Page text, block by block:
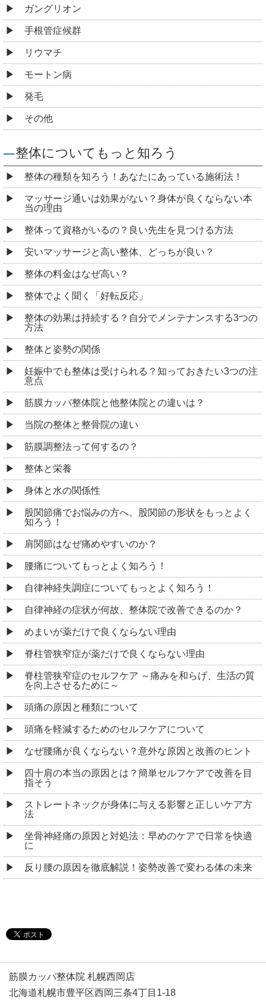
ガングリオン
手根管症候群
リウマチ
モートン病
発毛
その他
整体についてもっと知ろう
整体の種類を知ろう！あなたにあっている施術法！
マッサージ通いは効果がない？身体が良くならない本
当の理由
整体って資格がいるの？良い先生を見つける方法
安いマッサージと高い整体、どっちが良い？
整体の料金はなぜ高い？
整体でよく聞く「好転反応」
整体の効果は持続する？自分でメンテナンスする3つの
方法
整体と姿勢の関係
妊娠中でも整体は受けられる？知っておきたい3つの注
意点
筋膜カッパ整体院と他整体院との違いは？
当院の整体と整骨院の違い
筋膜調整法って何するの？
整体と栄養
身体と水の関係性
股関節痛でお悩みの方へ。股関節の形状をもっとよく
知ろう！
肩関節はなぜ痛めやすいのか？
腰痛についてもっとよく知ろう！
自律神経失調症についてもっとよく知ろう！
自律神経の症状が何故、整体院で改善できるのか？
めまいが薬だけで良くならない理由
脊柱管狭窄症が薬だけで良くならない理由
脊柱管狭窄症のセルフケア ～痛みを和らげ、生活の質
を向上させるために～
頭痛の原因と種類について
頭痛を軽減するためのセルフケアについて
なぜ腰痛が良くならない？意外な原因と改善のヒント
四十肩の本当の原因とは？簡単セルフケアで改善を目
指そう
ストレートネックが身体に与える影響と正しいケア方
法
坐骨神経痛の原因と対処法：早めのケアで日常を快適
に
反り腰の原因を徹底解説！姿勢改善で変わる体の未来
筋膜カッパ整体院 札幌西岡店
北海道札幌市豊平区西岡三条4丁目1-18